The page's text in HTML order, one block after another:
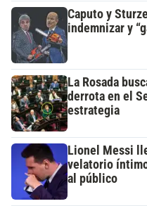
Caputo y
indemnizar y
La Rosada
derrota en el
estrategia
Lionel Messi
velatorio
al público